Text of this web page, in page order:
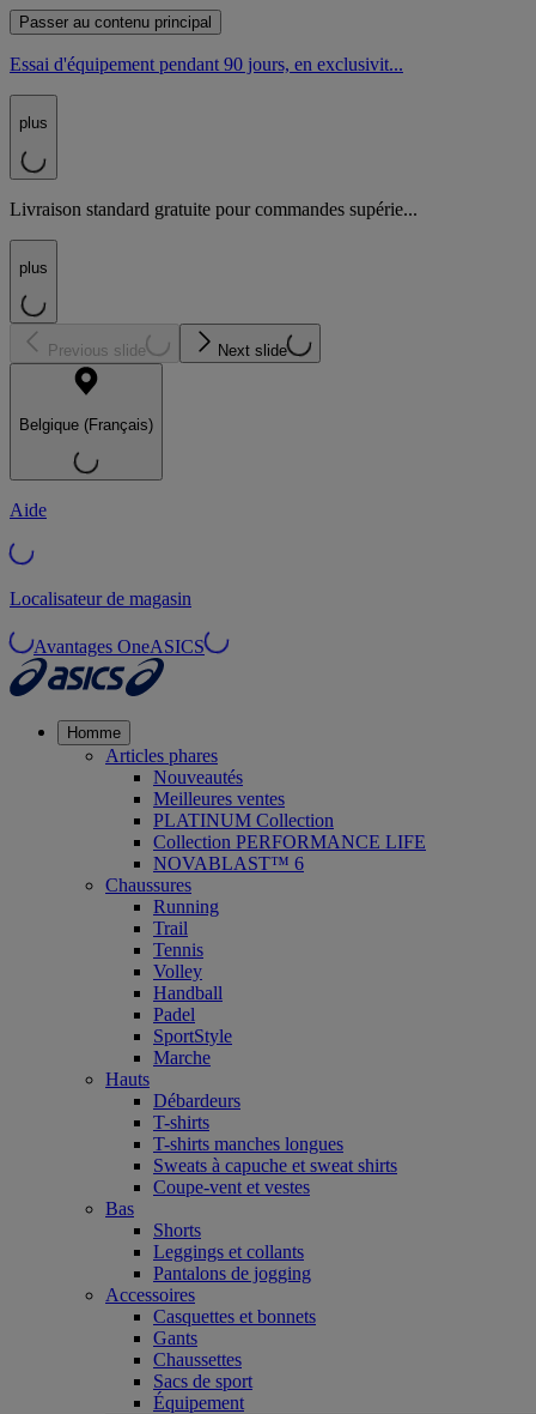
Passer au contenu principal
Essai d'équipement pendant 90 jours, en exclusivit...
plus
Livraison standard gratuite pour commandes supérie...
plus
Previous slide Next slide
Belgique (Français)
Aide
Localisateur de magasin
Avantages OneASICS
Homme
Articles phares
Nouveautés
Meilleures ventes
PLATINUM Collection
Collection PERFORMANCE LIFE
NOVABLAST™ 6
Chaussures
Running
Trail
Tennis
Volley
Handball
Padel
SportStyle
Marche
Hauts
Débardeurs
T-shirts
T-shirts manches longues
Sweats à capuche et sweat shirts
Coupe-vent et vestes
Bas
Shorts
Leggings et collants
Pantalons de jogging
Accessoires
Casquettes et bonnets
Gants
Chaussettes
Sacs de sport
Équipement